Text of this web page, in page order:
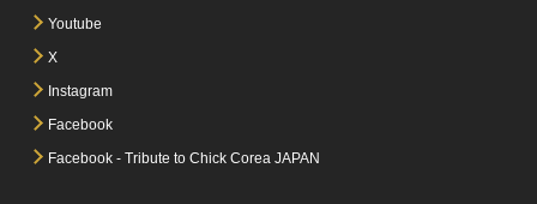
Youtube
X
Instagram
Facebook
Facebook - Tribute to Chick Corea JAPAN